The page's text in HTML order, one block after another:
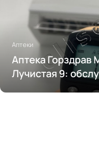
Аптеки
Аптека Горздрав
Лучистая 9: